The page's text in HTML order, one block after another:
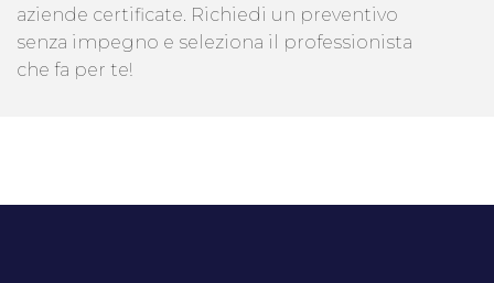
aziende certificate. Richiedi un preventivo
senza impegno e seleziona il professionista
che fa per te!